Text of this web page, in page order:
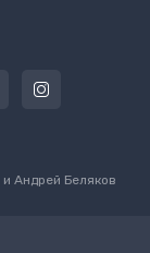
и Андрей Беляков